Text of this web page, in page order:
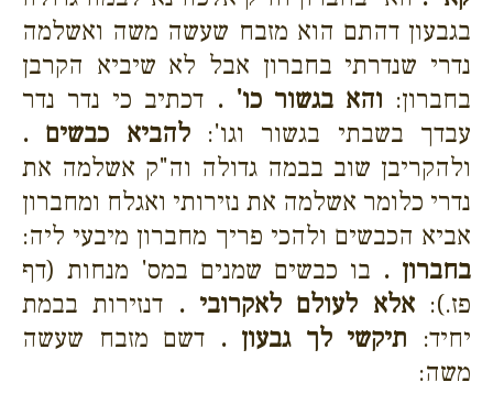
בגבעון דהתם הוא מזבח שעשה משה ואשלמה
נדרי שנדרתי בחברון אבל לא שיביא הקרבן
בחברון: והא בגשור כו' . דכתיב כי נדר נדר
עבדך בשבתי בגשור וגו':להביא כבשים .
ולהקריבן שוב בבמה גדולה וה"ק אשלמה את
נדרי כלומר אשלמה את נזירותי ואגלח ומחברון
אביא הכבשים ולהכי פריך מחברון מיבעי ליה:
בחברון . בו כבשים שמנים במס' מנחות (דף
פז.):אלא לעולם לאקרובי . דנזירות בבמת
יחיד: תיקשי לך גבעון . דשם מזבח שעשה
משה: